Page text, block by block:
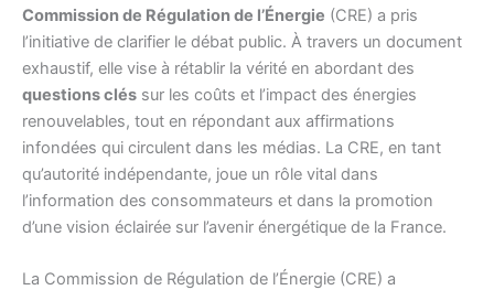
Commission de Régulation de l’Énergie (CRE) a pris
l’initiative de clarifier le débat public. À travers un document
exhaustif, elle vise à rétablir la vérité en abordant des
questions clés sur les coûts et l’impact des énergies
renouvelables, tout en répondant aux affirmations
infondées qui circulent dans les médias. La CRE, en tant
qu’autorité indépendante, joue un rôle vital dans
l’information des consommateurs et dans la promotion
d’une vision éclairée sur l’avenir énergétique de la France.
La Commission de Régulation de l’Énergie (CRE) a